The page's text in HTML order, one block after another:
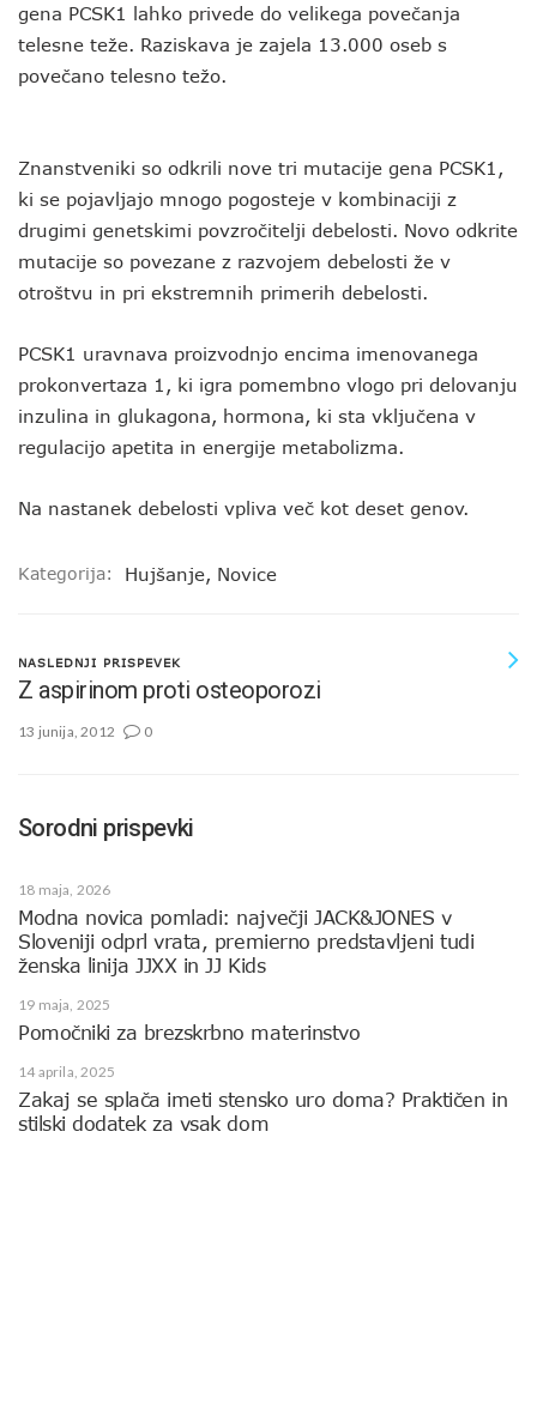
gena PCSK1 lahko privede do velikega povečanja
telesne teže. Raziskava je zajela 13.000 oseb s
povečano telesno težo.
Znanstveniki so odkrili nove tri mutacije gena PCSK1,
ki se pojavljajo mnogo pogosteje v kombinaciji z
drugimi genetskimi povzročitelji debelosti. Novo odkrite
mutacije so povezane z razvojem debelosti že v
otroštvu in pri ekstremnih primerih debelosti.
PCSK1 uravnava proizvodnjo encima imenovanega
prokonvertaza 1, ki igra pomembno vlogo pri delovanju
inzulina in glukagona, hormona, ki sta vključena v
regulacijo apetita in energije metabolizma.
Na nastanek debelosti vpliva več kot deset genov.
Kategorija: Hujšanje, Novice
NASLEDNJI PRISPEVEK
Z aspirinom proti osteoporozi
13 junija, 2012 0
Sorodni prispevki
18 maja, 2026
Modna novica pomladi: največji JACK&JONES v
Sloveniji odprl vrata, premierno predstavljeni tudi
ženska linija JJXX in JJ Kids
19 maja, 2025
Pomočniki za brezskrbno materinstvo
14 aprila, 2025
Zakaj se splača imeti stensko uro doma? Praktičen in
stilski dodatek za vsak dom